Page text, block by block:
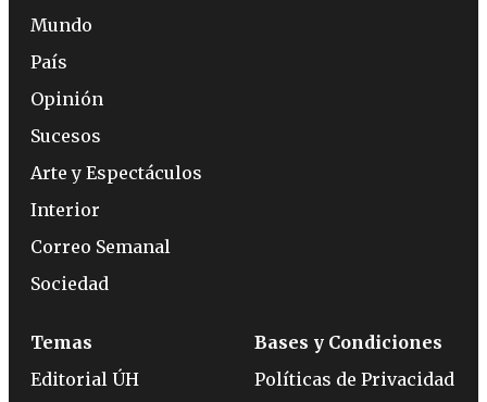
Mundo
País
Opinión
Sucesos
Arte y Espectáculos
Interior
Correo Semanal
Sociedad
Temas
Editorial ÚH
Bases y Condiciones
Políticas de Privacidad